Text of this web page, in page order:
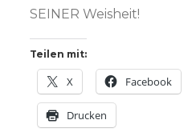
SEINER Weisheit!
Teilen mit:
X Facebook
Drucken